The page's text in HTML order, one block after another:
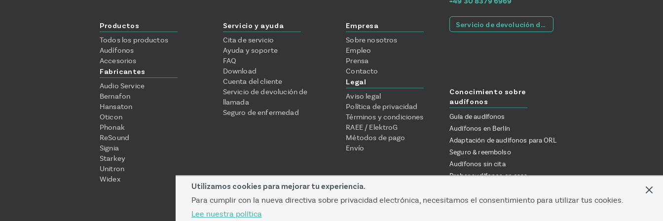
Utilizamos cookies para mejorar tu experiencia.
Para cumplir con la nueva directiva sobre privacidad electrónica, necesitamos el consentimiento para utilizar tus cookies.
Lee nuestra política
Servicio de devolución de llamada
Productos
Todos los productos
Audífonos
Accesorios
Fabricantes
Audio Service
Bernafon
Hansaton
Oticon
Phonak
ReSound
Signia
Starkey
Unitron
Widex
Servicio y ayuda
Cita de servicio
Ayuda y soporte
FAQ
Download
Cuenta del cliente
Servicio de devolución de
llamada
Seguro de enfermedad
Empresa
Sobre nosotros
Empleo
Prensa
Contacto
Legal
Aviso legal
Política de privacidad
Términos y condiciones
RAEE / ElektroG
Métodos de pago
Envío
Conocimiento sobre
audífonos
Guía de audífonos
Audífonos en Berlín
Adaptación de audífonos para ORL
Seguro & reembolso
Audífonos sin cita
Probar audífonos en casa
Adaptación de audífonos a través de